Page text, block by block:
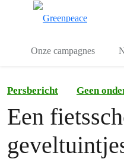
Onze campagnes
Persbericht Geen
Een